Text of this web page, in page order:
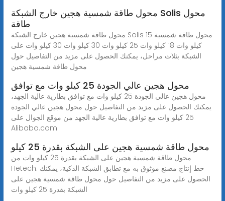
محول طاقة شمسية هجين خارج الشبكة Solis محول
طاقة
محول طاقة شمسية هجين خارج الشبكة Solis محول طاقة شمسية 15
كيلو وات 18 كيلو وات 25 كيلو وات 30 كيلو وات 30 كيلو وات على
الشبكة بثلاث مراحل، يمكنك الحصول على مزيد من التفاصيل حول
محول طاقة شمسية هجين
محول هجين عالي الجودة 25 كيلو وات مع توافق
محول هجين عالي الجودة 25 كيلو وات مع توافق بطارية عالية الجهد،
يمكنك الحصول على مزيد من التفاصيل حول محول هجين عالي الجودة
25 كيلو وات مع توافق بطارية عالية الجهد من موقع الجوال على
Alibaba.com
محول طاقة شمسية هجين على الشبكة بقدرة 25 كيلو
محول طاقة شمسية هجين على الشبكة بقدرة 25 كيلو وات من
Hetech: خط إنتاج مصنع موثوق به مع تطابق الشبكة الذكية، يمكنك
الحصول على مزيد من التفاصيل حول محول طاقة شمسية هجين على
الشبكة بقدرة 25 كيلو وات